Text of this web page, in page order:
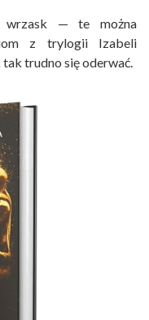
wrzask — te można
z trylogii Izabeli
trudno się oderwać.